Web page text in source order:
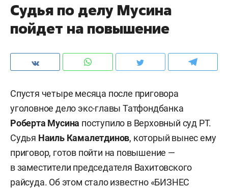
Судья по делу Мусина
пойдет на повышение
Спустя четыре месяца после приговора
уголовное дело экс-главы Татфондбанка
Роберта Мусина поступило в Верховный суд РТ.
Судья Наиль Камалетдинов, который вынес ему
приговор, готов пойти на повышение —
в заместители председателя Вахитовского
райсуда. Об этом стало известно «БИЗНЕС